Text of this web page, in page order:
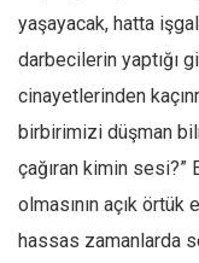
Hasanali Yıldırım
Leyla Şerif Emin
Selçuk
Mehmet Ali
Abir E. Nahas
Amina S.
Bağdagül Öz
yaşayacak, hatta
darbecilerin yaptığı
cinayetlerinden
birbirimizi düşman
çağıran kimin sesi?”
olmasının açık örtük
hassas zamanlarda